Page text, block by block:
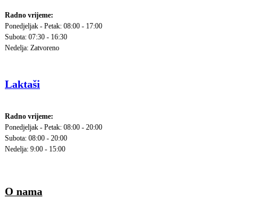
Radno vrijeme:
Ponedjeljak - Petak: 08:00 - 17:00
Subota: 07:30 - 16:30
Nedelja: Zatvoreno
Laktaši
Radno vrijeme:
Ponedjeljak - Petak: 08:00 - 20:00
Subota: 08:00 - 20:00
Nedelja: 9:00 - 15:00
O nama